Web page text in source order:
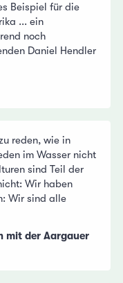
Beispiel für die
... ein
noch
Daniel Hendler
reden, wie in
im Wasser nicht
sind Teil der
Wir haben
Wir sind alle
mit der Aargauer